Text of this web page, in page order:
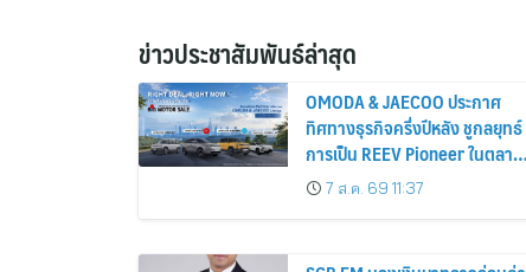
ข่าวประชาสัมพันธ์ล่าสุด
OMODA & JAECOO ประกาศ
ทิศทางธุรกิจครึ่งปีหลัง ชูกลยุทธ์
การเป็น REEV Pioneer ในตลาด
ไทย7 ส.ค. 69 11:37